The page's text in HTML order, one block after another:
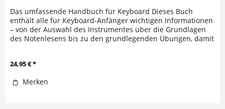
Das umfassende Handbuch für Keyboard Dieses Buch
enthält alle für Keyboard-Anfänger wichtigen Informationen
– von der Auswahl des Instrumentes über die Grundlagen
des Notenlesens bis zu den grundlegenden Übungen, damit
24,95 € *
Merken